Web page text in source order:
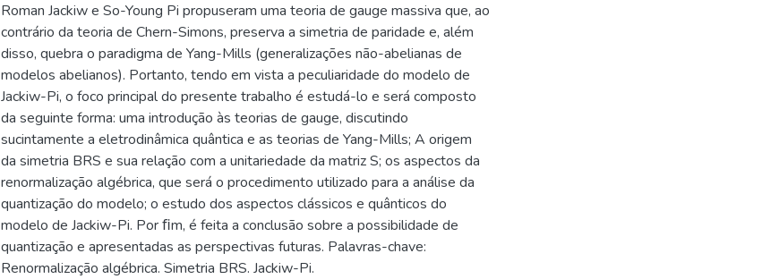
Roman Jackiw e So-Young Pi propuseram uma teoria de gauge massiva que, ao
contrário da teoria de Chern-Simons, preserva a simetria de paridade e, além
disso, quebra o paradigma de Yang-Mills (generalizações não-abelianas de
modelos abelianos). Portanto, tendo em vista a peculiaridade do modelo de
Jackiw-Pi, o foco principal do presente trabalho é estudá-lo e será composto
da seguinte forma: uma introdução às teorias de gauge, discutindo
sucintamente a eletrodinâmica quântica e as teorias de Yang-Mills; A origem
da simetria BRS e sua relação com a unitariedade da matriz S; os aspectos da
renormalização algébrica, que será o procedimento utilizado para a análise da
quantização do modelo; o estudo dos aspectos clássicos e quânticos do
modelo de Jackiw-Pi. Por ﬁm, é feita a conclusão sobre a possibilidade de
quantização e apresentadas as perspectivas futuras. Palavras-chave:
Renormalização algébrica. Simetria BRS. Jackiw-Pi.